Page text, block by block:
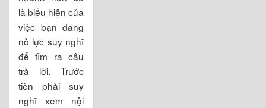
là biểu hiện của
việc bạn đang
nỗ lực suy nghĩ
để tìm ra câu
trả lời. Trước
tiên phải suy
nghĩ xem nội